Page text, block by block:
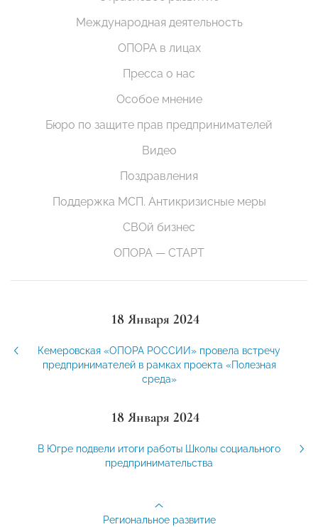
Международная деятельность
ОПОРА в лицах
Пресса о нас
Особое мнение
Бюро по защите прав предпринимателей
Видео
Поздравления
Поддержка МСП. Антикризисные меры
СВОй бизнес
ОПОРА — СТАРТ
18 Января 2024
Кемеровская «ОПОРА РОССИИ» провела встречу
предпринимателей в рамках проекта «Полезная
среда»
18 Января 2024
В Югре подвели итоги работы Школы социального
предпринимательства
Региональное развитие